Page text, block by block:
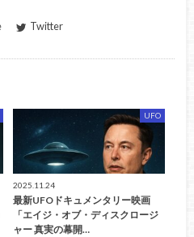
Twitter
UFO
2025.11.24
最新UFOドキュメンタリー映画
「エイジ・オブ・ディスクロージ
ャー 真実の幕開…